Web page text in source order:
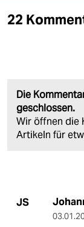
22
Die
geschlossen.
Wir öffnen die
Artikeln für
JS